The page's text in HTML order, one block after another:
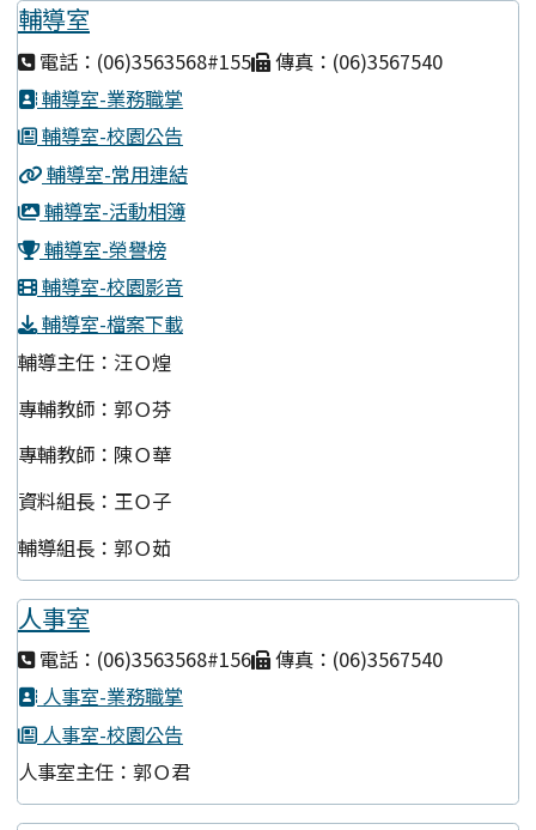
輔導室
電話：(06)3563568#155
傳真：(06)3567540
輔導室-業務職掌
輔導室-校園公告
輔導室-常用連結
輔導室-活動相簿
輔導室-榮譽榜
輔導室-校園影音
輔導室-檔案下載
輔導主任：汪Ｏ煌
專輔教師：郭Ｏ芬
專輔教師：陳Ｏ華
資料組長：王Ｏ子
輔導組長：郭Ｏ茹
人事室
電話：(06)3563568#156
傳真：(06)3567540
人事室-業務職掌
人事室-校園公告
人事室主任：郭Ｏ君